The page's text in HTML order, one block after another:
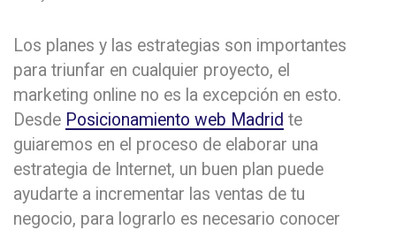
Los planes y las estrategias son importantes
para triunfar en cualquier proyecto, el
marketing online no es la excepción en esto.
Desde Posicionamiento web Madrid te
guiaremos en el proceso de elaborar una
estrategia de Internet, un buen plan puede
ayudarte a incrementar las ventas de tu
negocio, para lograrlo es necesario conocer